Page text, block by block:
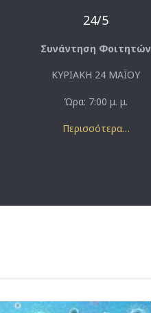
24/5
Συνάντηση Φοιτητών
ΚΥΡΙΑΚΗ 24 ΜΑΪΟΥ
Ώρα: 7:00 μ. μ.
Περισσότερα…